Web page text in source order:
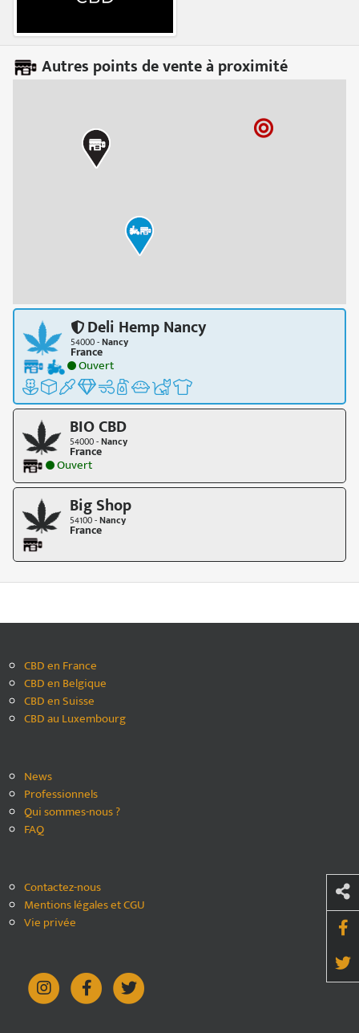
Autres points de vente à proximité
Deli Hemp Nancy
54000 -Nancy
France
Ouvert
BIO CBD
54000 -Nancy
France
Ouvert
Big Shop
54100 -Nancy
France
CBD en France
CBD en Belgique
CBD en Suisse
CBD au Luxembourg
News
Professionnels
Qui sommes-nous ?
FAQ
Contactez-nous
Mentions légales et CGU
Vie privée